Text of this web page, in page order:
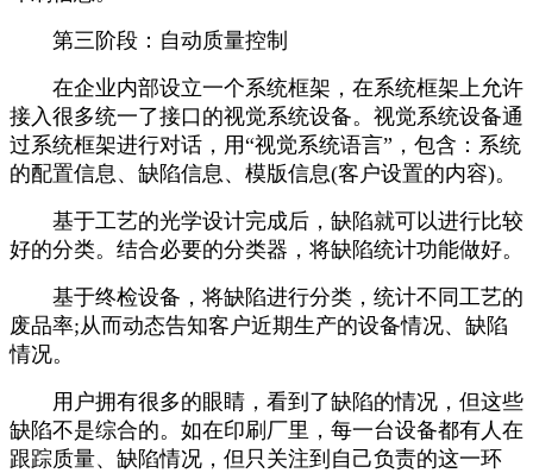
第三阶段：自动质量控制
在企业内部设立一个系统框架，在系统框架上允许
接入很多统一了接口的视觉系统设备。视觉系统设备通
过系统框架进行对话，用“视觉系统语言”，包含：系统
的配置信息、缺陷信息、模版信息(客户设置的内容)。
基于工艺的光学设计完成后，缺陷就可以进行比较
好的分类。结合必要的分类器，将缺陷统计功能做好。
基于终检设备，将缺陷进行分类，统计不同工艺的
废品率;从而动态告知客户近期生产的设备情况、缺陷
情况。
用户拥有很多的眼睛，看到了缺陷的情况，但这些
缺陷不是综合的。如在印刷厂里，每一台设备都有人在
跟踪质量、缺陷情况，但只关注到自己负责的这一环